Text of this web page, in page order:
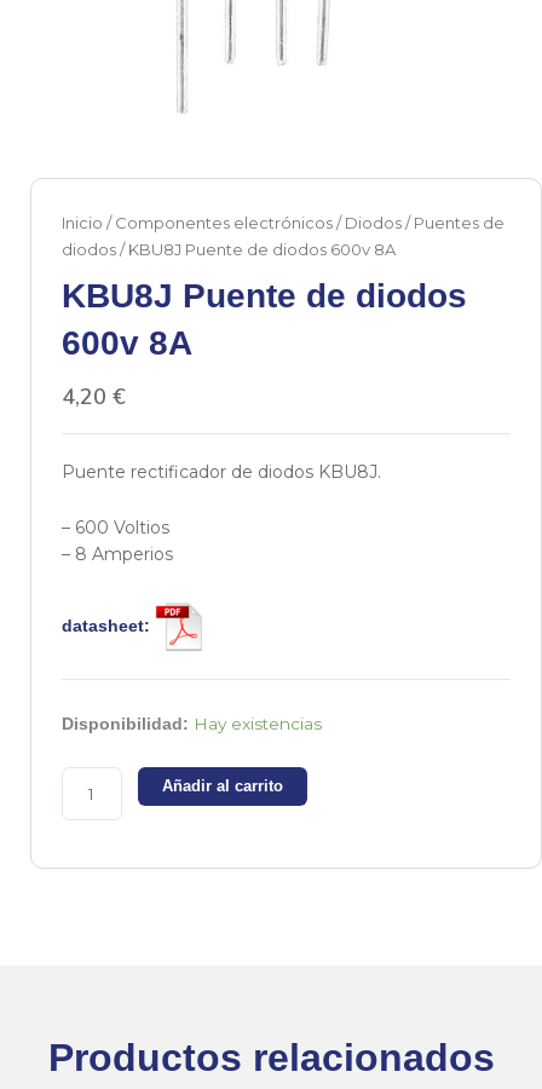
Inicio /Componentes electrónicos/Diodos/Puentes de
diodos/ KBU8J Puente de diodos 600v 8A
KBU8J Puente de diodos
600v 8A
4,20 €
Puente rectificador de diodos KBU8J.
– 600 Voltios
– 8 Amperios
datasheet:
Disponibilidad: Hay existencias
KBU8J
de
diodos
600v
Añadir al carrito
Productos relacionados